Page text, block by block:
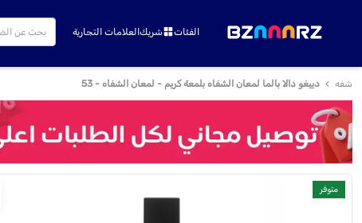
الفئات شريكالعلامات التجارية
شفه دييغو دالا بالما لمعان الشفاه بلمعة كريم - لمعان الشفاه - 53
متوفر